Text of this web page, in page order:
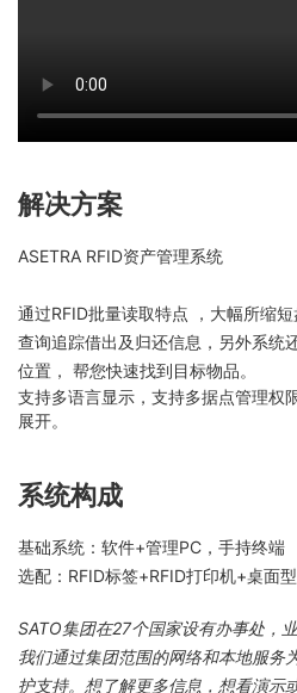
解决方案
ASETRA RFID资产管理系统
通过RFID批量读取特点 ，大幅所缩
查询追踪借出及归还信息，另外系统
位置， 帮您快速找到目标物品。
支持多语言显示，支持多据点管理权
展开。
系统构成
基础系统：软件+管理PC，手持终端
选配：RFID标签+RFID打印机+桌面
SATO集团在27个国家设有办事处，
我们通过集团范围的网络和本地服务
护支持。想了解更多信息，想看演示